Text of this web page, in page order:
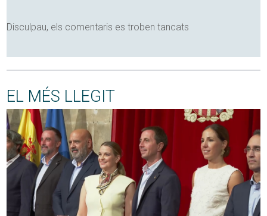
Disculpau, els comentaris es troben tancats
EL MÉS LLEGIT